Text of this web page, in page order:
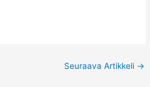
Seuraava Artikkeli →